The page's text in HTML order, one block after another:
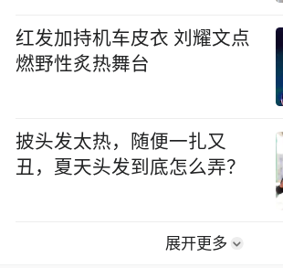
红发加持机车皮衣 刘耀文点
燃野性炙热舞台
披头发太热，随便一扎又
丑，夏天头发到底怎么弄？
展开更多